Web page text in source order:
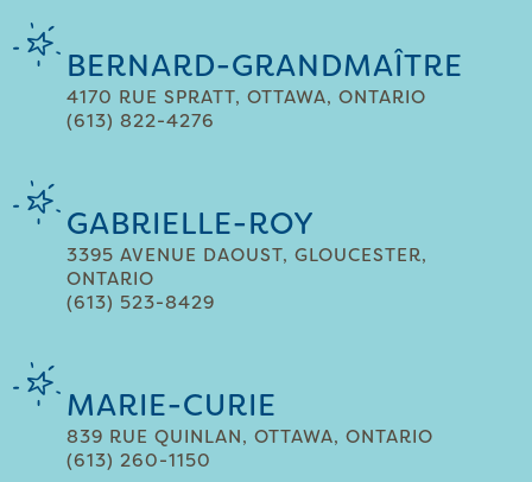
BERNARD-GRANDMAÎTRE
4170 RUE SPRATT, OTTAWA, ONTARIO
(613) 822-4276
GABRIELLE-ROY
3395 AVENUE DAOUST, GLOUCESTER,
ONTARIO
(613) 523-8429
MARIE-CURIE
839 RUE QUINLAN, OTTAWA, ONTARIO
(613) 260-1150